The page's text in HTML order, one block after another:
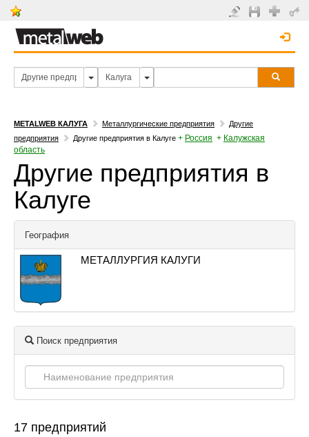
METALWEB КАЛУГА Металлургические предприятия
Другие
предприятия
Другие предприятия в Калуге + Россия + Калужская
область
Другие предприятия в
Калуге
География
МЕТАЛЛУРГИЯ КАЛУГИ
Поиск предприятия
17 предприятий